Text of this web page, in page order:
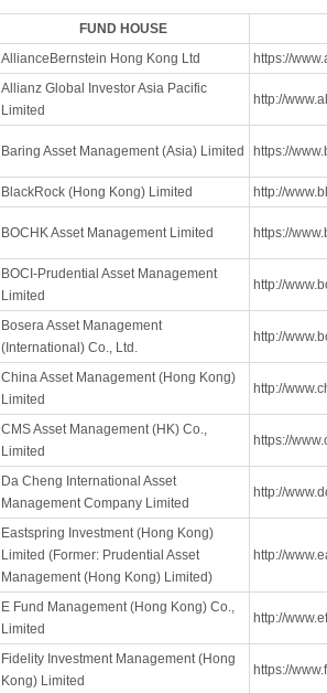
FUND HOUSE
AllianceBernstein Hong Kong Ltd
https://
Allianz Global Investor Asia Pacific
Limited
http://
Baring Asset Management (Asia) Limited https://
BlackRock (Hong Kong) Limited
http://
BOCHK Asset Management Limited https://
BOCI-Prudential Asset Management
Limited
http://
Bosera Asset Management
(International) Co., Ltd.
http://
China Asset Management (Hong Kong)
Limited
http://
CMS Asset Management (HK) Co.,
Limited
https://
Da Cheng International Asset
Management Company Limited
http://
Eastspring Investment (Hong Kong)
Limited (Former: Prudential Asset
Management (Hong Kong) Limited)
http://
E Fund Management (Hong Kong) Co.,
Limited
http://
Fidelity Investment Management (Hong
Kong) Limited
https://